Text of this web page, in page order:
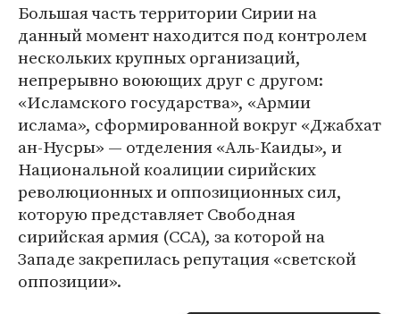
Большая часть территории Сирии на
данный момент находится под контролем
нескольких крупных организаций,
непрерывно воюющих друг с другом:
«Исламского государства», «Армии
ислама», сформированной вокруг «Джабхат
ан-Нусры» — отделения «Аль-Каиды», и
Национальной коалиции сирийских
революционных и оппозиционных сил,
которую представляет Свободная
сирийская армия (ССА), за которой на
Западе закрепилась репутация «светской
оппозиции».